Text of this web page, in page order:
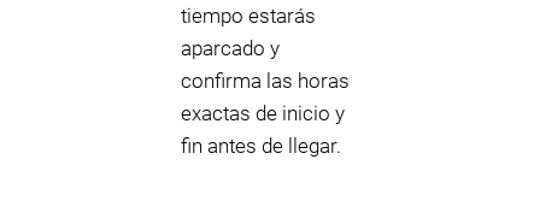
tiempo estarás
aparcado y
confirma las horas
exactas de inicio y
fin antes de llegar.